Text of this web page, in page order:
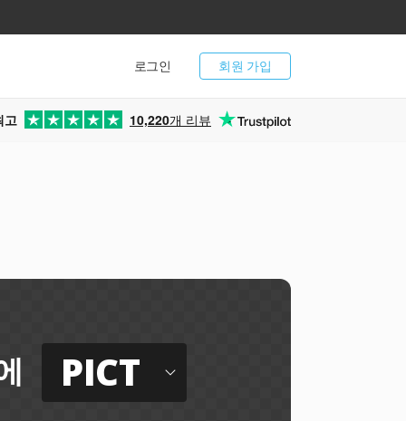
회원 가입
로그인
고 10,220개 리뷰
PICT